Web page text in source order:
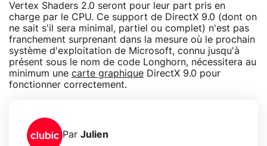
Vertex Shaders 2.0 seront pour leur part pris en
charge par le CPU. Ce support de DirectX 9.0 (dont on
ne sait s'il sera minimal, partiel ou complet) n'est pas
franchement surprenant dans la mesure où le prochain
système d'exploitation de Microsoft, connu jusqu'à
présent sous le nom de code Longhorn, nécessitera au
minimum une carte graphique DirectX 9.0 pour
fonctionner correctement.
Par Julien